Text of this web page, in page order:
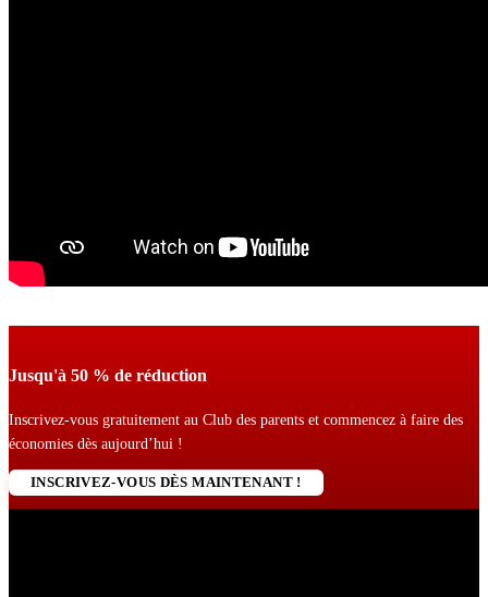
Jusqu'à 50 % de réduction
Inscrivez-vous gratuitement au Club des parents et commencez à faire des
économies dès aujourd’hui !
INSCRIVEZ-VOUS DÈS MAINTENANT !